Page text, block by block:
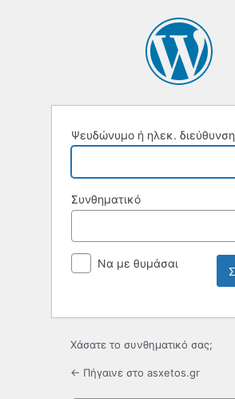
Ψευδώνυμο ή ηλεκ. διεύθυνση
Συνθηματικό
Να με θυμάσαι
Χάσατε το συνθηματικό σας;
← Πήγαινε στο asxetos.gr